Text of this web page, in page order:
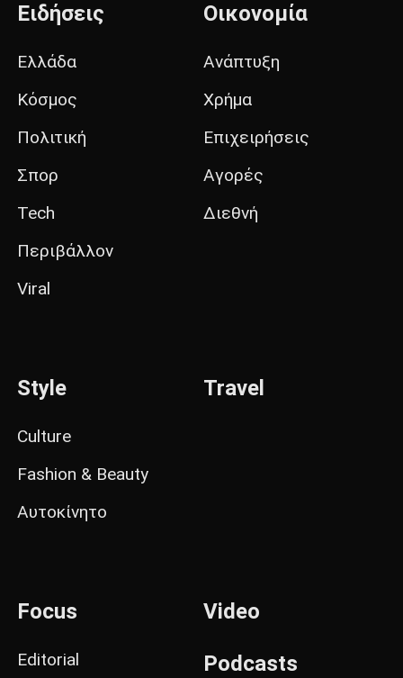
Ειδήσεις
Ελλάδα
Κόσμος
Πολιτική
Σπορ
Tech
Περιβάλλον
Viral
Οικονομία
Ανάπτυξη
Χρήμα
Επιχειρήσεις
Αγορές
Διεθνή
Style
Culture
Fashion & Beauty
Αυτοκίνητο
Travel
Focus
Editorial
Video
Podcasts